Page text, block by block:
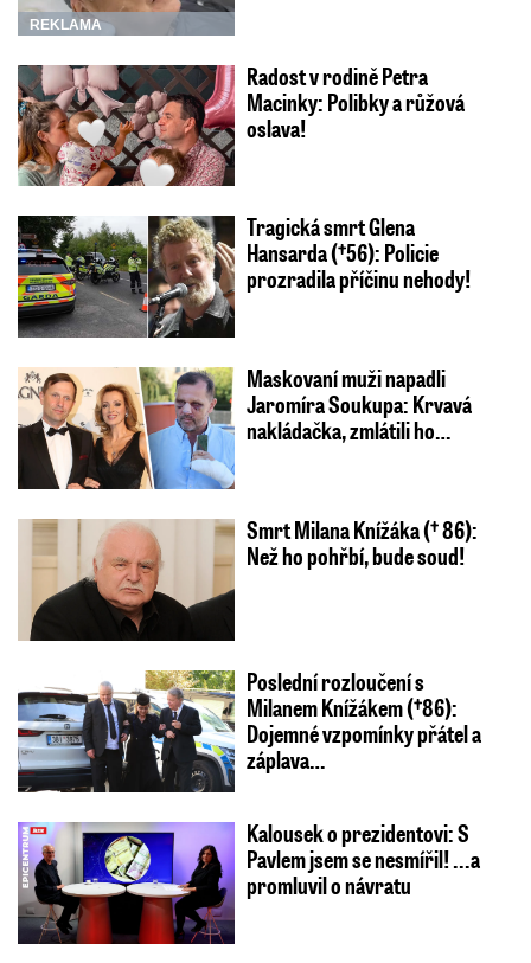
REKLAMA
Radost v rodině Petra
Macinky: Polibky a růžová
oslava!
Tragická smrt Glena
Hansarda (†56): Policie
prozradila příčinu nehody!
Maskovaní muži napadli
Jaromíra Soukupa: Krvavá
nakládačka, zmlátili ho…
Smrt Milana Knížáka († 86):
Než ho pohřbí, bude soud!
Poslední rozloučení s
Milanem Knížákem (†86):
Dojemné vzpomínky přátel a
záplava…
Kalousek o prezidentovi: S
Pavlem jsem se nesmířil! ...a
promluvil o návratu